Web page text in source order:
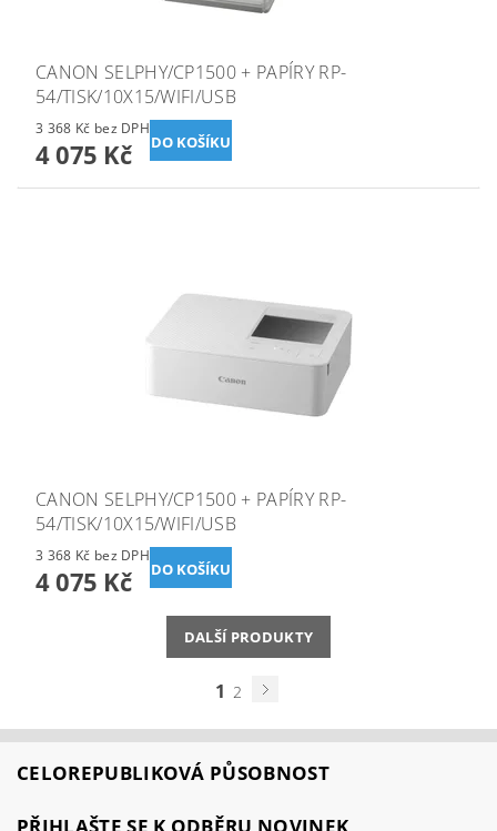
CANON SELPHY/CP1500 + PAPÍRY RP-
54/TISK/10X15/WIFI/USB
3 368 Kč bez DPH
4 075 Kč
CANON SELPHY/CP1500 + PAPÍRY RP-
54/TISK/10X15/WIFI/USB
3 368 Kč bez DPH
4 075 Kč
DALŠÍ PRODUKTY
1 2
CELOREPUBLIKOVÁ PŮSOBNOST